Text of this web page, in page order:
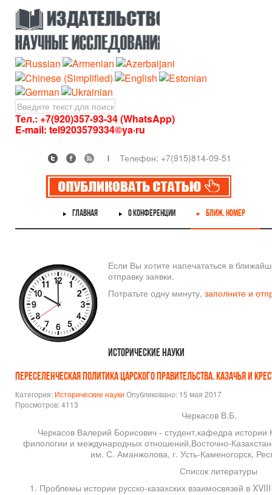
Тел.: +7(920)357-93-34 (WhatsApp)
E-mail: tel9203579334©ya·ru
Телефон: +7(915)814-09-51
ГЛАВНАЯ О КОНФЕРЕНЦИИ БЛИЖ. НОМЕР
Если Вы хотите напечататься в
отправку заявки.
Потратьте одну минуту, заполните и
Исторические науки
ПЕРЕСЕЛЕНЧЕСКАЯ ПОЛИТИКА ЦАРСКОГО ПРАВИТЕЛЬСТВА. КАЗАЧЬЯ И
Категория: Исторические науки Опубликовано: 15 мая 2017
Просмотров: 4113
Черкасов В.Б.
Черкасов Валерий Борисович - студент,кафедра истории
филологии и международных отношений,Восточно-
им. С. Аманжолова, г. Усть-Каменогорск,
Список литературы
Проблемы истории русско-казахских взаимосвязей в